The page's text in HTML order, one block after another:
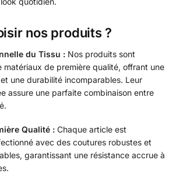
nos produits ?
du Tissu : Nos produits sont
de première qualité, offrant une
une durabilité incomparables. Leur
assure une parfaite combinaison entre
Qualité : Chaque article est
avec des coutures robustes et
garantissant une résistance accrue à